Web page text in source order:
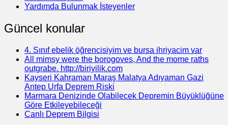
Yardımda Bulunmak İsteyenler
Güncel konular
4. Sınıf ebelik öğrencisiyim ve bursa ihriyacim var
All mimsy were the borogoves, And the mome raths
outgrabe. http://biriyilik.com
Kayseri Kahraman Maraş Malatya Adıyaman Gazi
Antep Urfa Deprem Riski
Marmara Denizinde Olabilecek Depremin Büyüklüğüne
Göre Etkileyebileceği
Canlı Deprem Bilgisi